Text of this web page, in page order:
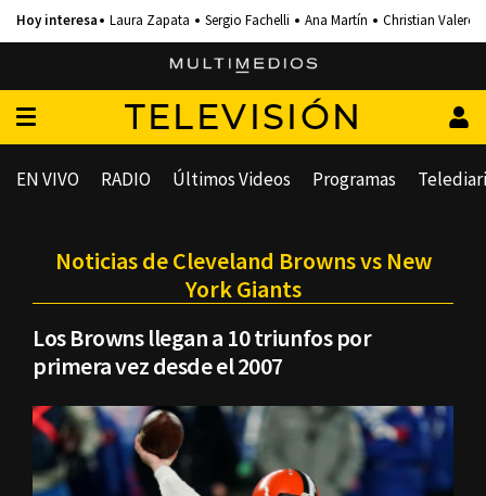
Laura Zapata Sergio Fachelli Ana Martín Christian Valero
TELEVISIÓN
EN VIVO RADIO Últimos Videos Programas
Noticias de Cleveland Browns vs New
York Giants
Los Browns llegan a 10 triunfos por
primera vez desde el 2007